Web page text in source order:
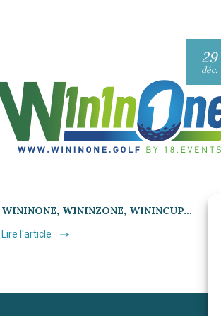
29
déc.
WININONE, WININZONE, WININCUP…
Lire l'article